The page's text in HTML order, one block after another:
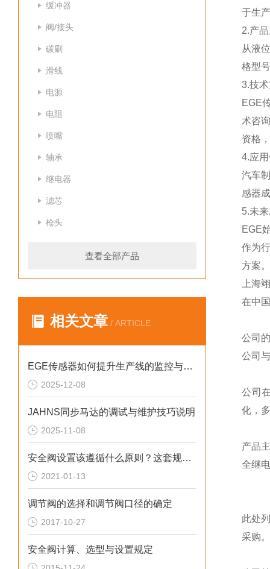
缓冲器
阀/接头
碳刷
滑线
电源
电阻
喷嘴
轴承
继电器
滤芯
枪头
查看全部产品
相关文章 / ARTICLE
EGE传感器如何提升生产线的监控与管理效率？
2025-12-08
JAHNS同步马达的调试与维护技巧说明
2025-11-08
安全阀设置该遵循什么原则？这套规定值得回顾！
2021-01-13
调节阀的选择和调节阀口径的确定
2017-10-27
安全阀计算、选型与设置规定
于生
2.产
从液
格型
3.技
EGE
术咨
资格
4.应
汽车
感器
5.未
EGE
作为
方案。
上海
在中
公司
公司
公司
化，
产品
全继
此处
采购。